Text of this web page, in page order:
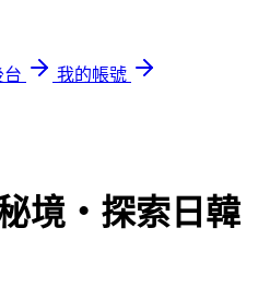
台
我的帳號
境・探索日韓